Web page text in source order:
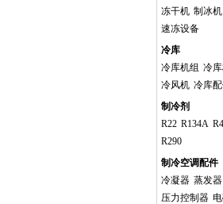
冻干机 制冰机
速冻设备
冷库
冷库机组 冷
冷风机 冷库
制冷剂
R22 R134A
R290
制冷空调配件
冷凝器 蒸发器
压力控制器